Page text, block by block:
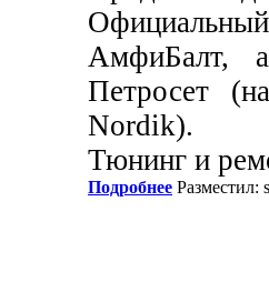
АмфиБалт,
Петросет
Nordik).
Тюнинг и
Подробнее Разместил: